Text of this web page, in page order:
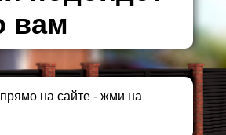
вам
на сайте - жми на